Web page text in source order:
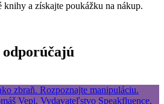
knihy a získajte poukážku na nákup.